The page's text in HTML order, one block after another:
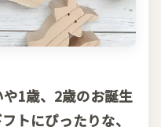
1歳、2歳のお誕生
トにぴったりな、